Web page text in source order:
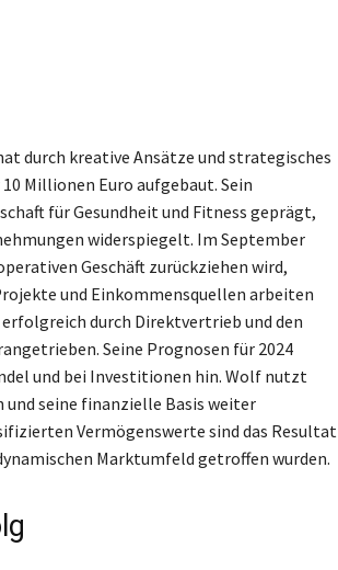
durch kreative Ansätze und strategisches
Millionen Euro aufgebaut. Sein
für Gesundheit und Fitness geprägt,
widerspiegelt. Im September
Geschäft zurückziehen wird,
und Einkommensquellen arbeiten
durch Direktvertrieb und den
Seine Prognosen für 2024
und bei Investitionen hin. Wolf nutzt
und seine finanzielle Basis weiter
Vermögenswerte sind das Resultat
Marktumfeld getroffen wurden.